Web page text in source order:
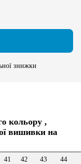
знижки
кольору ,
вишивки на
41 42 43
44